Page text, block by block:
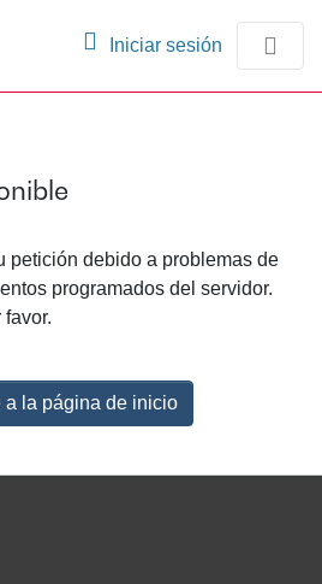
Iniciar sesión (current)
petición debido a problemas de
programados del servidor.
favor.
a la página de inicio